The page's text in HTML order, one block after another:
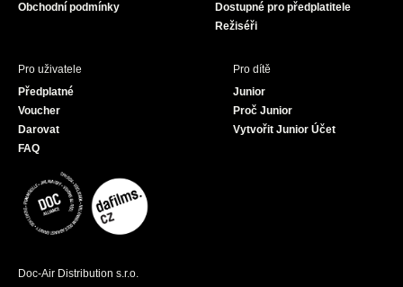
Obchodní podmínky
Dostupné pro předplatitele
Režiséři
Pro uživatele
Předplatné
Voucher
Darovat
FAQ
Pro dítě
Junior
Proč Junior
Vytvořit Junior Účet
Doc-Air Distribution s.r.o.